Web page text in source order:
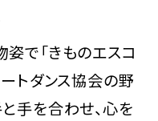
で「きものエスコ
トダンス協会の野
手を合わせ、心を